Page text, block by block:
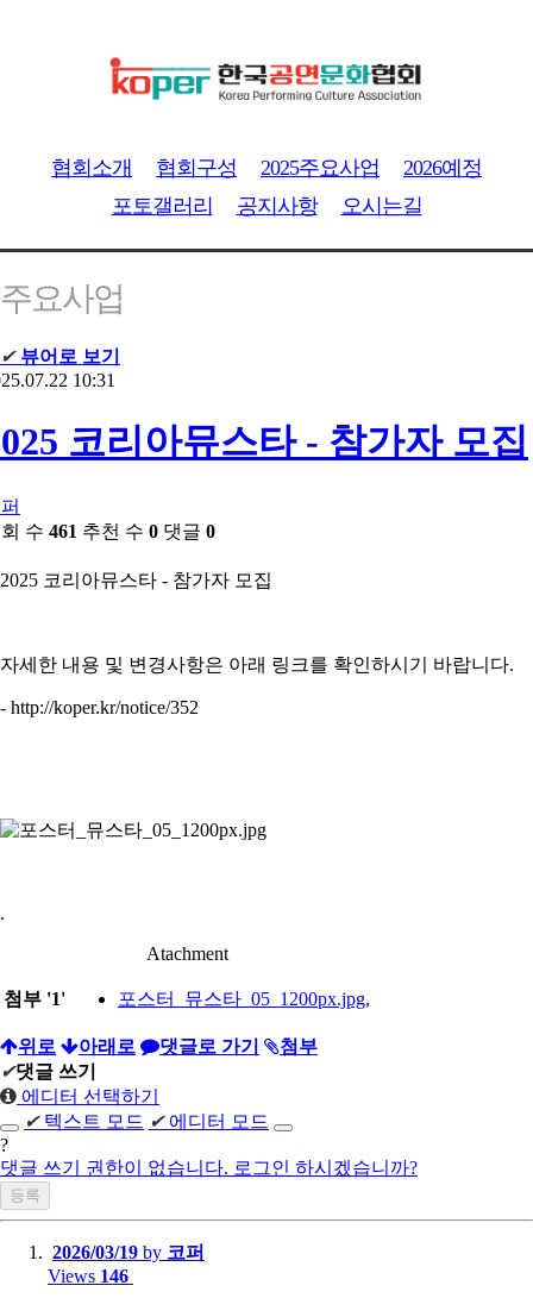
협회소개 협회구성 2025주요사업
2026예정
포토갤러리
공지사항 오시는길
주요사업
✔ 뷰어로 보기
10:31
코리아뮤스타 - 참가자 모집
수 461 추천 수 0 댓글 0
2025 코리아뮤스타 - 참가자 모집
자세한 내용 및 변경사항은 아래 링크를 확인하시기 바랍니다.
- http://koper.kr/notice/352
.
Atachment
첨부 '1' 포스터_뮤스타_05_1200px.jpg,
위로 아래로 댓글로 가기
첨부
✔댓글 쓰기
에디터 선택하기
✔ 텍스트 모드 ✔ 에디터 모드
?
댓글 쓰기 권한이 없습니다. 로그인 하시겠습니까?
2026/03/19 by 코퍼
Views 146